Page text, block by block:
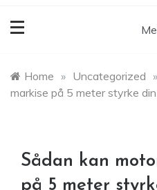
Home » Uncategorized »
markise på 5 meter styrke
Sådan kan
på 5 meter